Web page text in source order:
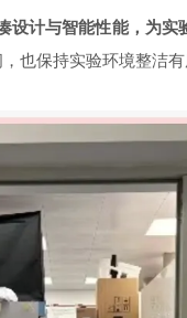
计与智能性能，为实
也保持实验环境整洁有